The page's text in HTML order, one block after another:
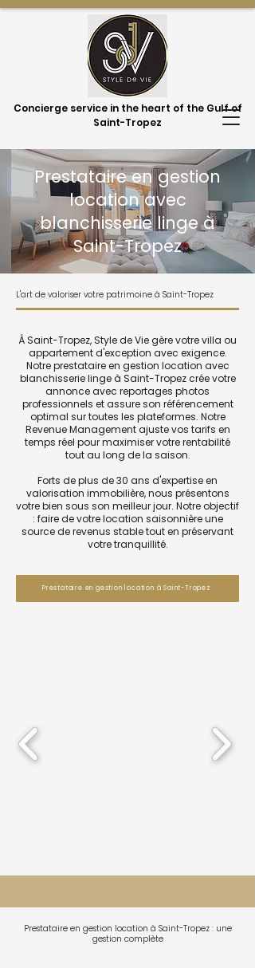
Concierge service in the heart of the Gulf of
Saint-Tropez
Prestataire en gestion
location avec
blanchisserie linge à
Saint-Tropez
L'art de valoriser votre patrimoine à Saint-Tropez
À Saint-Tropez, Style de Vie gère votre villa ou
appartement d'exception avec exigence.
Notre prestataire en gestion location avec
blanchisserie linge à Saint-Tropez crée votre
annonce avec reportages photos
professionnels et assure son référencement
optimal sur toutes les plateformes. Notre
Revenue Management ajuste vos tarifs en
temps réel pour maximiser votre rentabilité
tout au long de la saison.
Forts de plus de 30 ans d'expertise en
valorisation immobilière, nous présentons
votre bien sous son meilleur jour. Notre objectif
: faire de votre location saisonnière une
source de revenus stable tout en préservant
votre tranquillité.
Prestataire en gestion location à Saint-Tropez
Prestataire en gestion location à Saint-Tropez : une
gestion complète